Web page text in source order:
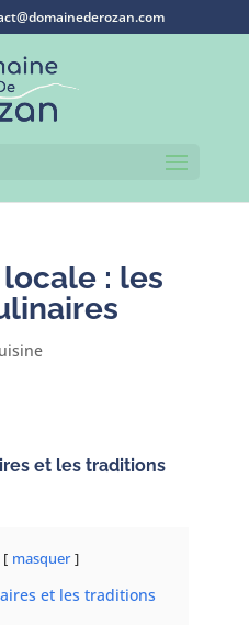
: les
et les traditions
masquer
et les traditions